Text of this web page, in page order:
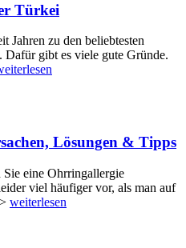
Türkei
Jahren zu den beliebtesten
Dafür gibt es viele gute Gründe.
Lösungen & Tipps
Sie eine Ohrringallergie
viel häufiger vor, als man auf
weiterlesen